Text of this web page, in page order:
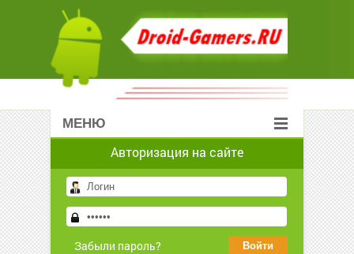
МЕНЮ
Авторизация на сайте
Забыли пароль?